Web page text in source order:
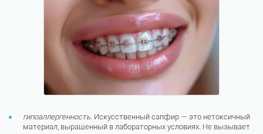
гипоаллергенность. Искусственный сапфир — это нетоксичный
материал, выращенный в лабораторных условиях. Не вызывает